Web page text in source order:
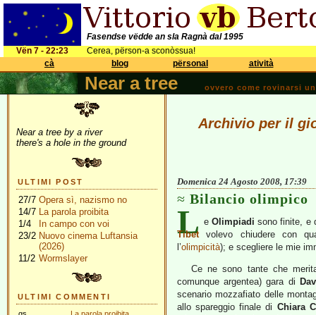
Fasendse vëdde an sla Ragnà dal 1995
Vën 7 - 22:23
Cerea, përson-a sconòssua!
cà
blog përsonal atività
Near a tree ovvero come rovinarsi
Near a tree by a river
there's a hole in the ground
ULTIMI POST
27/7 Opera sì, nazismo no
14/7 La parola proibita
1/4
In campo con voi
23/2 Nuovo cinema Luftansia
(2026)
11/2 Wormslayer
ULTIMI COMMENTI
Archivio per il
Domenica 24 Agosto 2008, 17:39
Bilancio olimpico
L eOlimpiadi sono finite, e
Tibetvolevo chiudere con
l’olimpicità); e scegliere le mie
Ce ne sono tante che
comunque argentea) gara di
scenario mozzafiato delle
allo spareggio finale di Chiara